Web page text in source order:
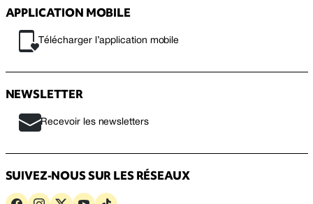
APPLICATION MOBILE
Télécharger l’application mobile
NEWSLETTER
Recevoir les newsletters
SUIVEZ-NOUS SUR LES RÉSEAUX